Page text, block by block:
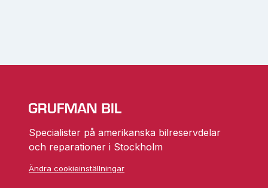
Specialister på amerikanska bilreservdelar
och reparationer i Stockholm
Ändra cookieinställningar